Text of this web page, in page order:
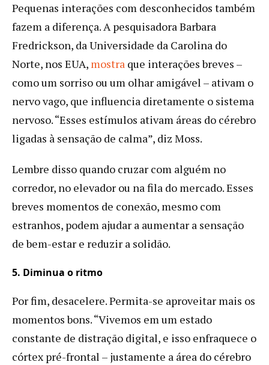
Pequenas interações com desconhecidos também
fazem a diferença. A pesquisadora Barbara
Fredrickson, da Universidade da Carolina do
Norte, nos EUA, mostra que interações breves –
como um sorriso ou um olhar amigável – ativam o
nervo vago, que influencia diretamente o sistema
nervoso. “Esses estímulos ativam áreas do cérebro
ligadas à sensação de calma”, diz Moss.
Lembre disso quando cruzar com alguém no
corredor, no elevador ou na fila do mercado. Esses
breves momentos de conexão, mesmo com
estranhos, podem ajudar a aumentar a sensação
de bem-estar e reduzir a solidão.
5. Diminua o ritmo
Por fim, desacelere. Permita-se aproveitar mais os
momentos bons. “Vivemos em um estado
constante de distração digital, e isso enfraquece o
córtex pré-frontal – justamente a área do cérebro